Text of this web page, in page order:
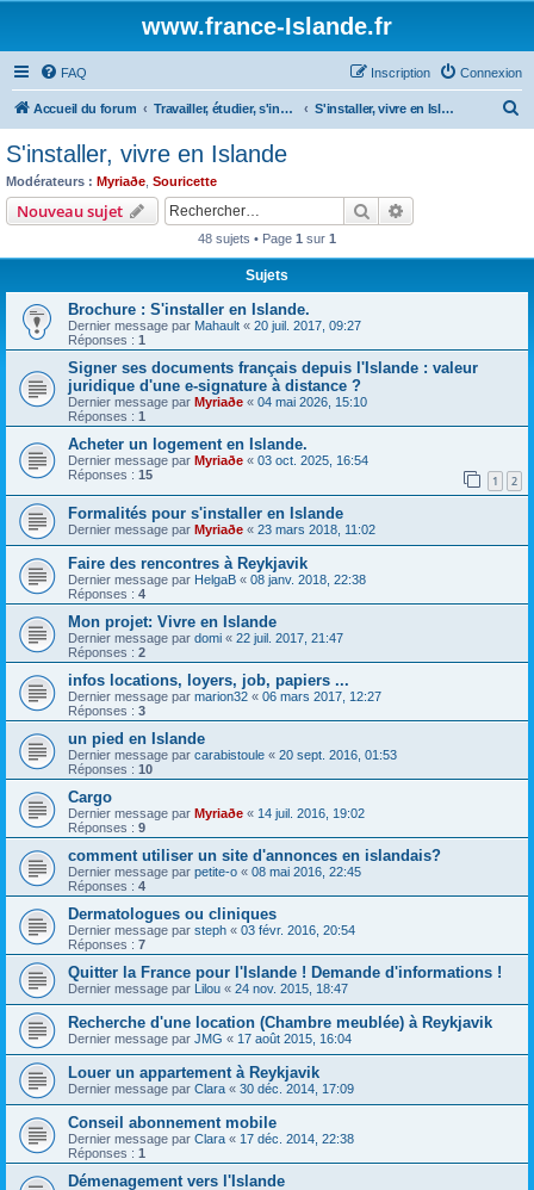
www.france-Islande.fr
FAQ Connexion
Inscription
Accueil du forum Travailler, étudier, s'installer en Islande S'installer, vivre en Islande
S'installer, vivre en Islande
Modérateurs : Myriaðe Souricette
Nouveau sujet Rechercher
48 sujets • Page 1 sur 1
Sujets
Brochure : S'installer en Islande.
Dernier message par Mahault « 20 juil. 2017, 09:27
Réponses : 1
Signer ses documents français depuis l'Islande : valeur
juridique d'une e-signature à distance ?
Dernier message par Myriaðe « 04 mai 2026, 15:10
Réponses : 1
Acheter un logement en Islande.
Dernier message par Myriaðe « 03 oct. 2025, 16:54
Réponses : 15 1 2
Formalités pour s'installer en Islande
Dernier message par Myriaðe « 23 mars 2018, 11:02
Faire des rencontres à Reykjavik
Dernier message par HelgaB « 08 janv. 2018, 22:38
Réponses : 4
Mon projet: Vivre en Islande
Dernier message par domi « 22 juil. 2017, 21:47
Réponses : 2
infos locations, loyers, job, papiers ...
Dernier message par marion32 « 06 mars 2017, 12:27
Réponses : 3
un pied en Islande
Dernier message par carabistoule « 20 sept. 2016, 01:53
Réponses : 10
Cargo
Dernier message par Myriaðe « 14 juil. 2016, 19:02
Réponses : 9
comment utiliser un site d'annonces en islandais?
Dernier message par petite-o « 08 mai 2016, 22:45
Réponses : 4
Dermatologues ou cliniques
Dernier message par steph « 03 févr. 2016, 20:54
Réponses : 7
Quitter la France pour l'Islande ! Demande d'informations !
Dernier message par Lilou « 24 nov. 2015, 18:47
Recherche d'une location (Chambre meublée) à Reykjavik
Dernier message par JMG « 17 août 2015, 16:04
Louer un appartement à Reykjavik
Dernier message par Clara « 30 déc. 2014, 17:09
Conseil abonnement mobile
Dernier message par Clara « 17 déc. 2014, 22:38
Réponses : 1
Démenagement vers l'Islande